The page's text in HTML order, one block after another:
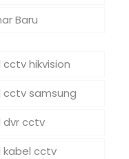
Baru
cctv hikvision
cctv samsung
dvr cctv
kabel cctv